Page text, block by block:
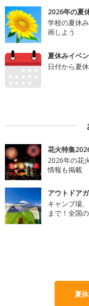
2026年の夏
学校の夏休
画しよう
夏休みイベ
日付から夏
花火特集
2026年の花
情報も掲載
アウトドア
キャンプ場
まで！全国
夏